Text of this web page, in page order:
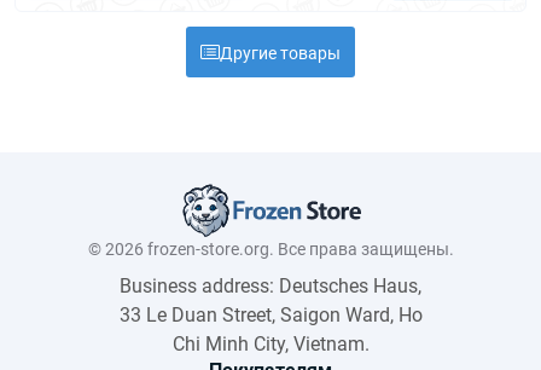
Другие товары
© 2026 frozen-store.org. Все права защищены.
Business address: Deutsches Haus,
33 Le Duan Street, Saigon Ward, Ho
Chi Minh City, Vietnam.